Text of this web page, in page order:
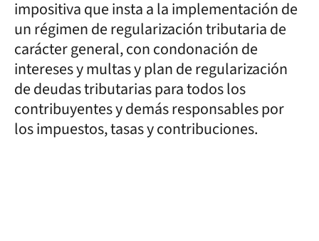
impositiva que insta a la implementación de
un régimen de regularización tributaria de
carácter general, con condonación de
intereses y multas y plan de regularización
de deudas tributarias para todos los
contribuyentes y demás responsables por
los impuestos, tasas y contribuciones.